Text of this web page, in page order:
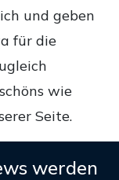
und geben
für die
wie
Seite.
werden